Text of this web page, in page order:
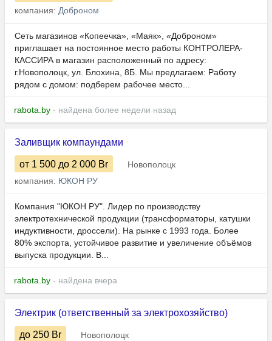
компания: Доброном
Сеть магазинов «Копеечка», «Маяк», «Доброном»
приглашает на постоянное место работы КОНТРОЛЕРА-
КАССИРА в магазин расположенный по адресу:
г.Новополоцк, ул. Блохина, 8Б. Мы предлагаем: Работу
рядом с домом: подберем рабочее место...
rabota.by - найдена более недели назад
Заливщик компаундами
от 1 500 до 2 000 Br
Новополоцк
компания: ЮКОН РУ
Компания "ЮКОН РУ". Лидер по производству
электротехнической продукции (трансформаторы, катушки
индуктивности, дроссели). На рынке с 1993 года. Более
80% экспорта, устойчивое развитие и увеличение объёмов
выпуска продукции. В...
rabota.by - найдена вчера
Электрик (ответственный за электрохозяйство)
до 250 Br
Новополоцк